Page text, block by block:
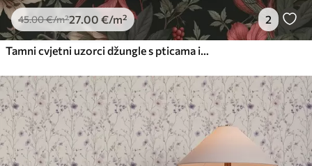
45.00€/m²27.00 €/m² 2
Tamni cvjetni uzorci džungle s pticama i leptirima